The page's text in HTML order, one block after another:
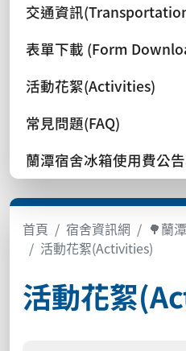
交通資訊
表單下載 (Form
活動花絮(Activities)
常見問題(FAQ)
蘭潭宿舍冰箱使用費公
首頁 宿舍資訊網
🌳蘭
活動花絮(Activities)
活動花絮